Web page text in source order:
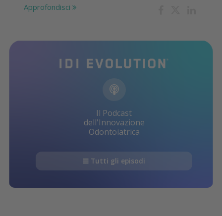
Approfondisci
Il Podcast
dell'Innovazione
Odontoiatrica
Tutti gli episodi